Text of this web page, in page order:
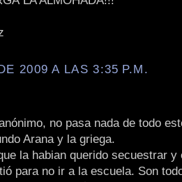
2009 A LAS 3:35 P.M.
no pasa nada de todo
Arana y la griega.
la habian querido secuestrar y
para no ir a la escuela. Son